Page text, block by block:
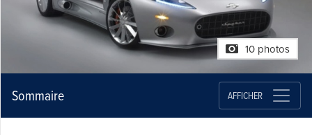
10 photos
Sommaire AFFICHER